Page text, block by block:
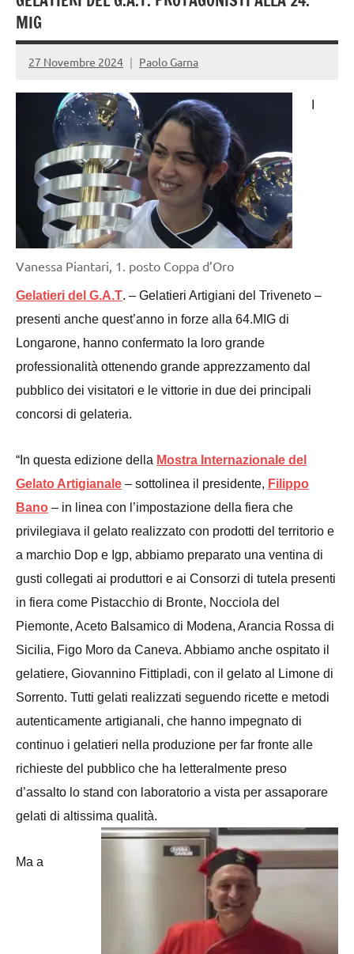
MIG
27 Novembre 2024 Paolo Garna
Vanessa Piantari, 1. posto Coppa d’Oro
Gelatieri del G.A.T. – Gelatieri Artigiani del Triveneto –
presenti anche quest’anno in forze alla 64.MIG di
Longarone, hanno confermato la loro grande
professionalità ottenendo grande apprezzamento dal
pubblico dei visitatori e le vittorie in due dei principali
concorsi di gelateria.
“In questa edizione della Mostra Internazionale del
Gelato Artigianale – sottolinea il presidente, Filippo
Bano – in linea con l’impostazione della fiera che
privilegiava il gelato realizzato con prodotti del territorio e
a marchio Dop e Igp, abbiamo preparato una ventina di
gusti collegati ai produttori e ai Consorzi di tutela presenti
in fiera come Pistacchio di Bronte, Nocciola del
Piemonte, Aceto Balsamico di Modena, Arancia Rossa di
Sicilia, Figo Moro da Caneva. Abbiamo anche ospitato il
gelatiere, Giovannino Fittipladi, con il gelato al Limone di
Sorrento. Tutti gelati realizzati seguendo ricette e metodi
autenticamente artigianali, che hanno impegnato di
continuo i gelatieri nella produzione per far fronte alle
richieste del pubblico che ha letteralmente preso
d’assalto lo stand con laboratorio a vista per assaporare
gelati di altissima qualità.
Ma a